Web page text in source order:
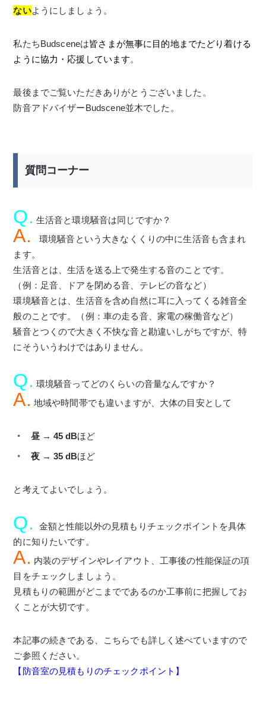
ないようにしましょう。
私たちBudsceneは皆さまが無事に目的地までたどり着ける
ように協力・応援しています。
最後までご覧いただきありがとうございました。
防音アドバイザーBudscene並木でした。
質問コーナー
Q. 生活音と環境騒音は同じですか？
A.
環境騒音という大きなくくりの中に生活音も含まれ
ます。
生活音とは、生活を送る上で発生する音のことです。
（例：足音、ドアを閉める音、テレビの音など）
環境騒音とは、生活音を含め自然に耳に入ってくる雑音全
般のことです。（例：車の走る音、家電の稼働音など）
騒音とつくので大きく不快な音と勘違いしがちですが、特
にそういうわけではありません。
Q. 環境騒音ってどのくらいの音量なんですか？
A. 地域や時間帯でも違いますが、大体の目安として
昼 → 45 dBほど
夜 → 35 dBほど
と考えてよいでしょう。
Q.
金額と性能以外の見積もりチェックポイントを具体
的に知りたいです。
A. 内装のデザインやレイアウト、工事後の性能保証の項
目をチェックしましょう。
見積もりの範囲がどこまでであるのか工事前に把握してお
くことが大切です。
本記事の続きである、こちらでも詳しく述べていますので
ご参照ください。
【防音室の見積もりのチェックポイント】